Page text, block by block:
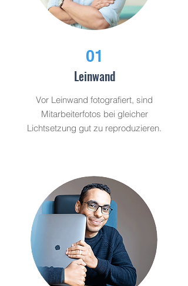
Leinwand
01
Vor Leinwand fotografiert, sind
Mitarbeiterfotos bei gleicher
Lichtsetzung gut zu reproduzieren.